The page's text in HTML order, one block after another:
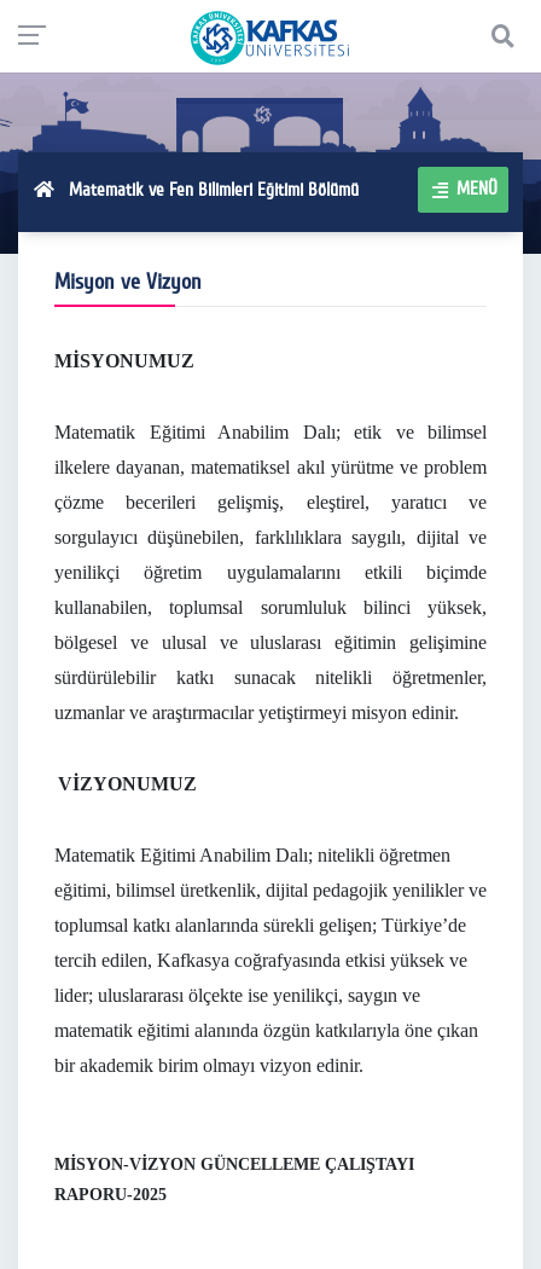
Matematik ve Fen Bilimleri Eğitimi Bölümü MENÜ
Misyon ve Vizyon
MİSYONUMUZ
Matematik Eğitimi Anabilim Dalı; etik ve bilimsel
ilkelere dayanan, matematiksel akıl yürütme ve problem
çözme becerileri gelişmiş, eleştirel, yaratıcı ve
sorgulayıcı düşünebilen, farklılıklara saygılı, dijital ve
yenilikçi öğretim uygulamalarını etkili biçimde
kullanabilen, toplumsal sorumluluk bilinci yüksek,
bölgesel ve ulusal ve uluslarası eğitimin gelişimine
sürdürülebilir katkı sunacak nitelikli öğretmenler,
uzmanlar ve araştırmacılar yetiştirmeyi misyon edinir.
VİZYONUMUZ
Matematik Eğitimi Anabilim Dalı; nitelikli öğretmen
eğitimi, bilimsel üretkenlik, dijital pedagojik yenilikler ve
toplumsal katkı alanlarında sürekli gelişen; Türkiye’de
tercih edilen, Kafkasya coğrafyasında etkisi yüksek ve
lider; uluslararası ölçekte ise yenilikçi, saygın ve
matematik eğitimi alanında özgün katkılarıyla öne çıkan
bir akademik birim olmayı vizyon edinir.
MİSYON-VİZYON GÜNCELLEME ÇALIŞTAYI
RAPORU-2025